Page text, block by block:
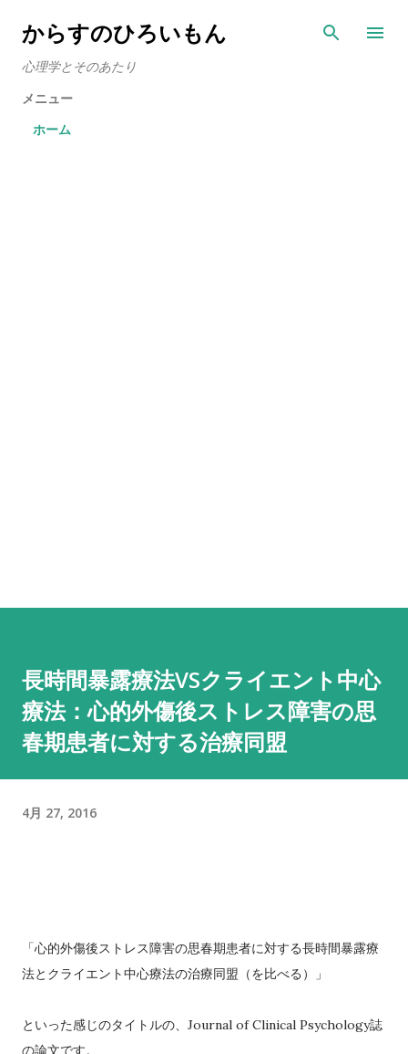
スキップしてメイン コンテンツに移動
からすのひろいもん
心理学とそのあたり
メニュー
ホーム
長時間暴露療法VSクライエント中心
療法：心的外傷後ストレス障害の思
春期患者に対する治療同盟
4月 27, 2016
「心的外傷後ストレス障害の思春期患者に対する長時間暴露療
法とクライエント中心療法の治療同盟（を比べる）」
といった感じのタイトルの、Journal of Clinical Psychology誌
の論文です。